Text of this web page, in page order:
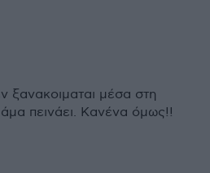
ξανακοιμαται μέσα στη
πεινάει. Κανένα όμως!!